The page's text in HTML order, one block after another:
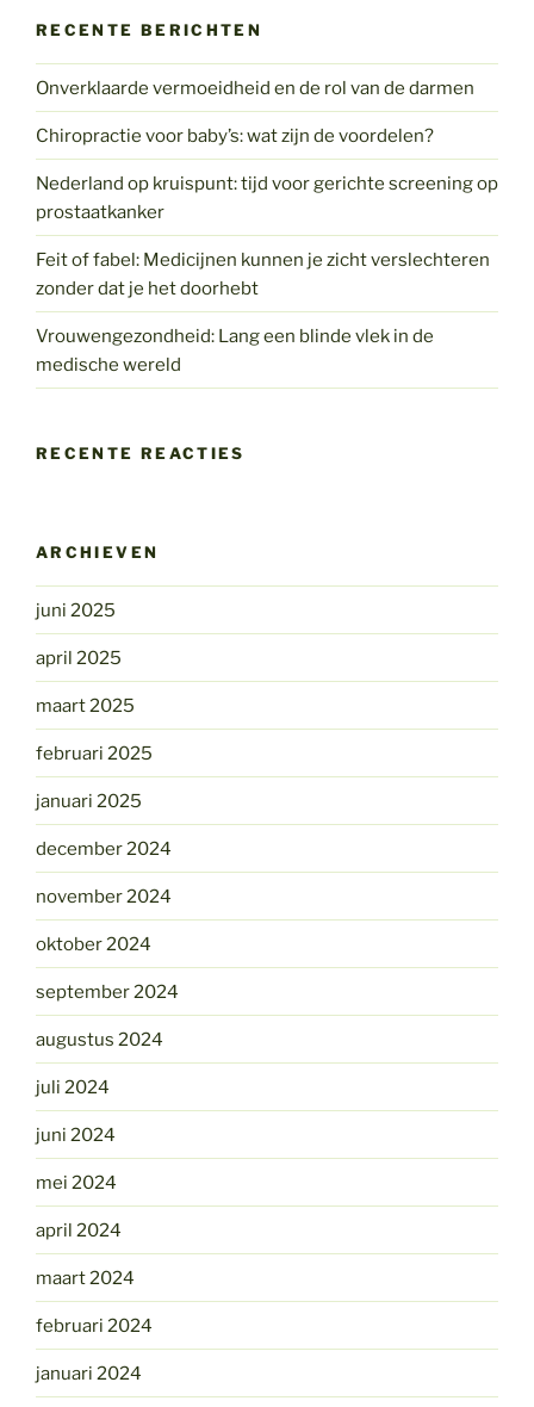
RECENTE BERICHTEN
Onverklaarde vermoeidheid en de rol van de darmen
Chiropractie voor baby’s: wat zijn de voordelen?
Nederland op kruispunt: tijd voor gerichte screening op
prostaatkanker
Feit of fabel: Medicijnen kunnen je zicht verslechteren
zonder dat je het doorhebt
Vrouwengezondheid: Lang een blinde vlek in de
medische wereld
RECENTE REACTIES
ARCHIEVEN
juni 2025
april 2025
maart 2025
februari 2025
januari 2025
december 2024
november 2024
oktober 2024
september 2024
augustus 2024
juli 2024
juni 2024
mei 2024
april 2024
maart 2024
februari 2024
januari 2024